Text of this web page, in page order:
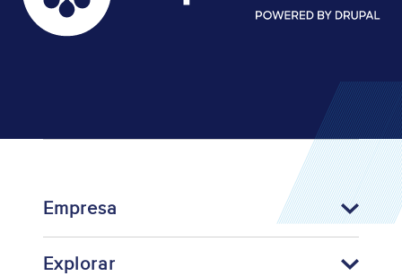
Empresa
Explorar